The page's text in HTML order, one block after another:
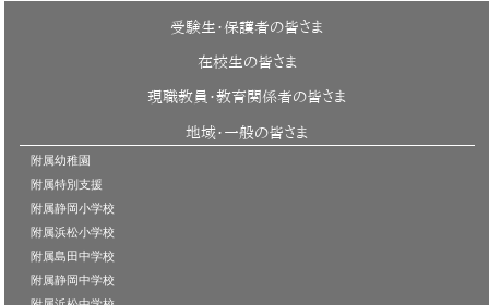
受験生・保護者の皆さま
在校生の皆さま
現職教員・教育関係者の皆さま
地域・一般の皆さま
附属幼稚園
附属特別支援
附属静岡小学校
附属浜松小学校
附属島田中学校
附属静岡中学校